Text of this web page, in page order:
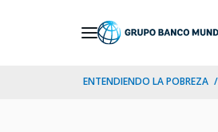
ENTENDIENDO LA POBREZA